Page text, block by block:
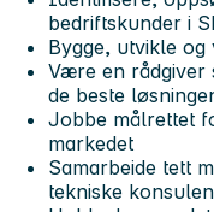
bedriftskunder i
Bygge, utvikle
Være en rådgiver
de beste
Jobbe målrettet
markedet
Samarbeide tett
tekniske